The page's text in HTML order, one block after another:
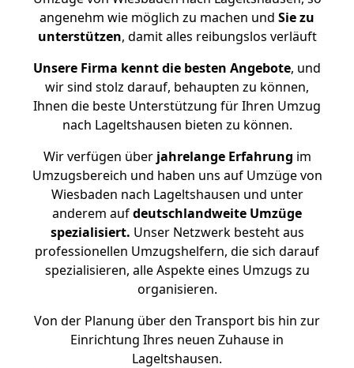
angenehm wie möglich zu machen und Sie zu
unterstützen, damit alles reibungslos verläuft
Unsere Firma kennt die besten Angebote, und
wir sind stolz darauf, behaupten zu können,
Ihnen die beste Unterstützung für Ihren Umzug
nach Lageltshausen bieten zu können.
Wir verfügen überjahrelange Erfahrung im
Umzugsbereich und haben uns auf Umzüge von
Wiesbaden nach Lageltshausen und unter
anderem aufdeutschlandweite Umzüge
spezialisiert. Unser Netzwerk besteht aus
professionellen Umzugshelfern, die sich darauf
spezialisieren, alle Aspekte eines Umzugs zu
organisieren.
Von der Planung über den Transport bis hin zur
Einrichtung Ihres neuen Zuhause in
Lageltshausen.